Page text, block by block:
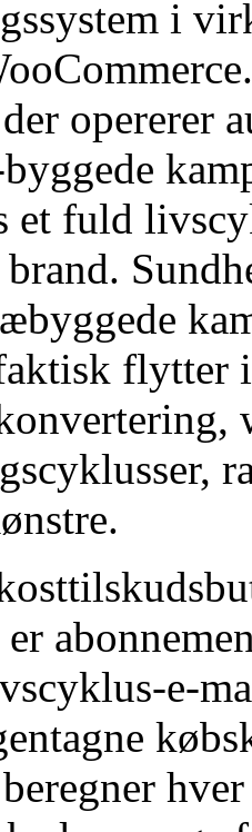
i
opererer
et fuld
flytter
e-